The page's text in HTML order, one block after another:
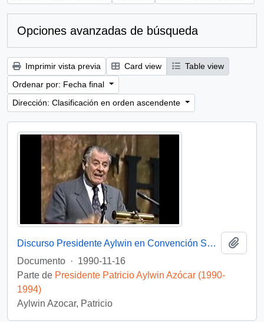
Opciones avanzadas de búsqueda
Imprimir vista previa Card view
Table view
Ordenar por: Fecha final
Dirección: Clasificación en orden ascendente
Discurso Presidente Aylwin en Convención Santiago: Video
Documento · 1990-11-16
Parte de Presidente Patricio Aylwin Azócar (1990-
1994)
Aylwin Azocar, Patricio